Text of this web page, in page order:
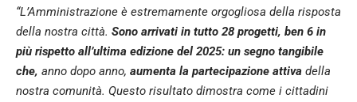
“L’Amministrazione è estremamente orgogliosa della risposta
della nostra città. Sono arrivati in tutto 28 progetti, ben 6 in
più rispetto all’ultima edizione del 2025: un segno tangibile
che, anno dopo anno, aumenta la partecipazione attiva della
nostra comunità. Questo risultato dimostra come i cittadini